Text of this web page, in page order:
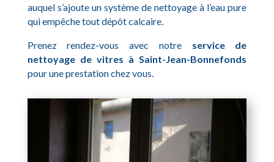
auquel s’ajoute un système de nettoyage à l’eau pure
qui empêche tout dépôt calcaire.
Prenez rendez-vous avec notre service de
nettoyage de vitres à Saint-Jean-Bonnefonds
pour une prestation chez vous.